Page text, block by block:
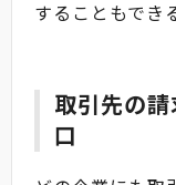
することもでき
取引先の
口